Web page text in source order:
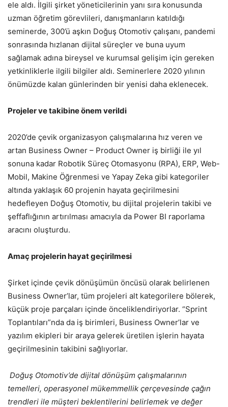
ele aldı. İlgili şirket yöneticilerinin yanı sıra konusunda
uzman öğretim görevlileri, danışmanların katıldığı
seminerde, 300’ü aşkın Doğuş Otomotiv çalışanı, pandemi
sonrasında hızlanan dijital süreçler ve buna uyum
sağlamak adına bireysel ve kurumsal gelişim için gereken
yetkinliklerle ilgili bilgiler aldı. Seminerlere 2020 yılının
önümüzde kalan günlerinden bir yenisi daha eklenecek.
Projeler ve takibine önem verildi
2020’de çevik organizasyon çalışmalarına hız veren ve
artan Business Owner – Product Owner iş birliği ile yıl
sonuna kadar Robotik Süreç Otomasyonu (RPA), ERP, Web-
Mobil, Makine Öğrenmesi ve Yapay Zeka gibi kategoriler
altında yaklaşık 60 projenin hayata geçirilmesini
hedefleyen Doğuş Otomotiv, bu dijital projelerin takibi ve
şeffaflığının artırılması amacıyla da Power BI raporlama
aracını oluşturdu.
Amaç projelerin hayat geçirilmesi
Şirket içinde çevik dönüşümün öncüsü olarak belirlenen
Business Owner’lar, tüm projeleri alt kategorilere bölerek,
küçük proje parçaları içinde önceliklendiriyorlar. “Sprint
Toplantıları”nda da iş birimleri, Business Owner’lar ve
yazılım ekipleri bir araya gelerek üretilen işlerin hayata
geçirilmesinin takibini sağlıyorlar.
Doğuş Otomotiv’de dijital dönüşüm çalışmalarının
temelleri, operasyonel mükemmellik çerçevesinde çağın
trendleri ile müşteri beklentilerini belirlemek ve değer